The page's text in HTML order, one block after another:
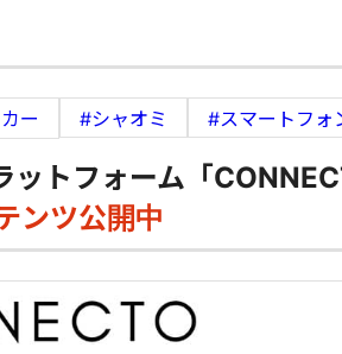
ー #シャオミ #スマートフォ
トフォーム「
ンツ公開中